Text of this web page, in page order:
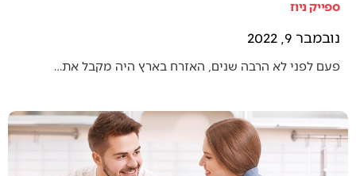
ספייק ניוז
נובמבר 9, 2022
פעם לפני לא הרבה שנים, האזרח בארץ היה מקבל את…